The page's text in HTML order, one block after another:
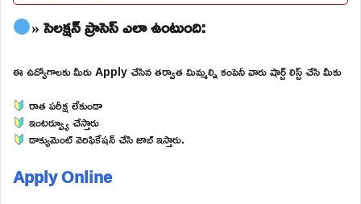
» సెలక్షన్ ప్రాసెస్ ఎలా ఉంటుంది:
ఈ ఉద్యోగాలకు మీరు Apply చేసిన తర్వాత మిమ్మల్ని కంపెనీ వారు షార్ట్ లిస్ట్ చేసి మీకు
రాత పరీక్ష లేకుండా
ఇంటర్వ్యూ చేస్తారు
డాక్యుమెంట్ వెరిఫికేషన్ చేసి జాబ్ ఇస్తారు.
Apply Online